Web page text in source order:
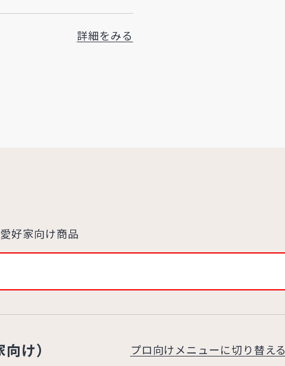
詳細をみる
愛好家向け商品
け） プロ向けメニューに切り替える